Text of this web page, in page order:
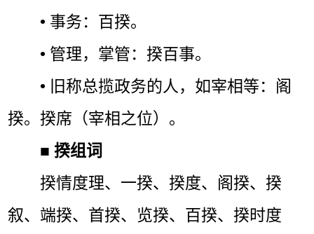
• 事务：百揆。
• 管理，掌管：揆百事。
• 旧称总揽政务的人，如宰相等：阁
揆。揆席（宰相之位）。
■揆组词
揆情度理、一揆、揆度、阁揆、揆
叙、端揆、首揆、览揆、百揆、揆时度